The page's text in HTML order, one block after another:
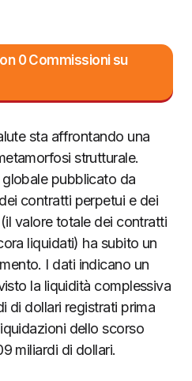
0 Commissioni su
sta affrontando una
strutturale.
pubblicato da
contratti perpetui e dei
valore totale dei contratti
liquidati) ha subito un
I dati indicano un
la liquidità complessiva
di dollari registrati prima
dello scorso
miliardi di dollari.